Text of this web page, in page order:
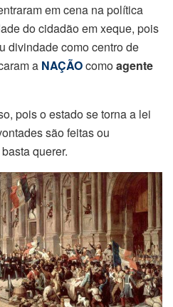
em cena na política
do cidadão em xeque, pois
divindade como centro de
a NAÇÃOcomoagente
pois o estado se torna a lei
são feitas ou
querer.